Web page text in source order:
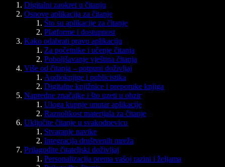
Digitalni zaokret u čitanju
Osnove aplikacija za čitanje
Što su aplikacije za čitanje
Platforme i dostupnost
Kako odabrati pravu aplikaciju
Za početnike i učenje čitanja
Poboljšavanje vještina čitanja
Više od čitanja – potpuni doživljaj
Audioknjige i publicistika
Digitalne knjižnice i preporuke knjiga
Napredne značajke i što uzeti u obzir
Uloga kupnje unutar aplikacije
Raznolikost materijala za čitanje
Uključite čitanje u svakodnevicu
Stvaranje navike
Integracija društvenih mreža
Prilagodite čitateljski doživljaj
Personalizacija prema vašoj razini i željama